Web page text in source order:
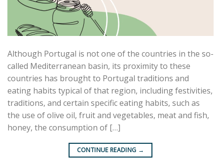
Although Portugal is not one of the countries in the so-
called Mediterranean basin, its proximity to these
countries has brought to Portugal traditions and
eating habits typical of that region, including festivities,
traditions, and certain specific eating habits, such as
the use of olive oil, fruit and vegetables, meat and fish,
honey, the consumption of […]
CONTINUE READING →